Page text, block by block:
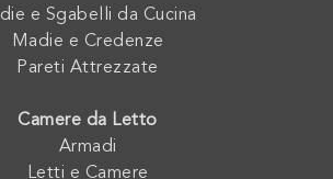
e Sgabelli da Cucina
Madie e Credenze
Pareti Attrezzate
Camere da Letto
Armadi
Letti e Camere